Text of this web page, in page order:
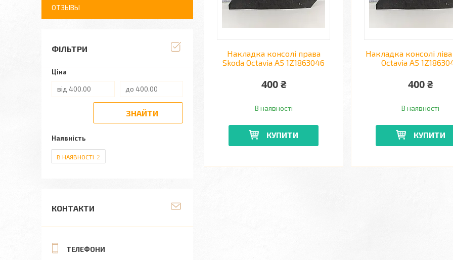
Накладка консолі права
Skoda Octavia A5 1Z1863046
400 ₴
В наявності
КУПИТИ
Накладка консолі
Octavia A5
400 ₴
В наявності
КУПИТИ
ОТЗЫВЫ
ФІЛЬТРИ
Ціна
ЗНАЙТИ
Наявність
В НАЯВНОСТІ 2
КОНТАКТИ